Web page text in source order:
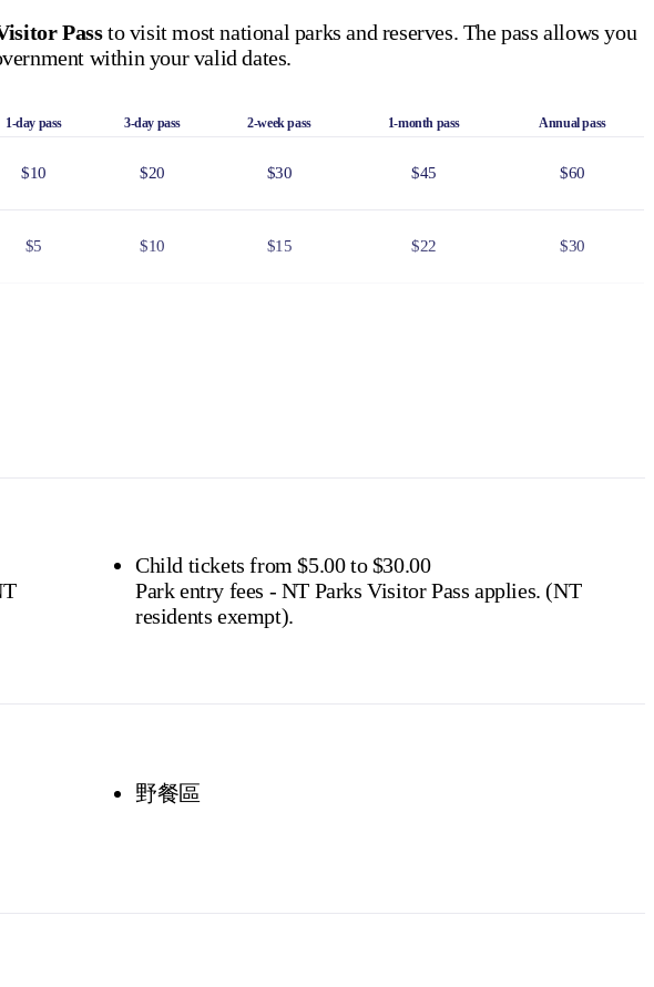
Passto visit most national parks and reserves. The pass allows you
within your valid dates.
1-day pass 3-day pass 2-week pass 1-month pass Annual pass
$10 $20 $30 $45 $60
$5 $10 $15 $22 $30
Child tickets from $5.00 to $30.00
Park entry fees - NT Parks Visitor Pass applies. (NT
residents exempt).
野餐區